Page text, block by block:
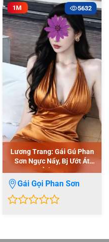
5632
Lương Trang: Gái Gú Phan
Sơn Ngực Nẩy, Bj Ướt Át
Đỉnh Cao
1M
Gái Gọi Phan Sơn